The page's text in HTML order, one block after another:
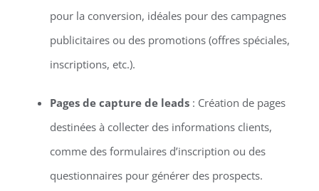
pour la conversion, idéales pour des campagnes
publicitaires ou des promotions (offres spéciales,
inscriptions, etc.).
Pages de capture de leads: Création de pages
destinées à collecter des informations clients,
comme des formulaires d’inscription ou des
questionnaires pour générer des prospects.